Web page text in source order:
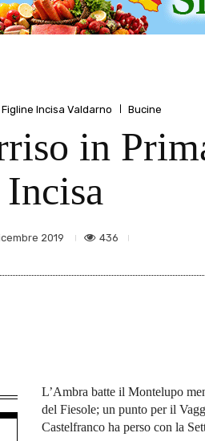
Figline Incisa Valdarno Bucine
in
2019 436
L’Ambra batte il Montelupo
del Fiesole; un punto per il
Castelfranco ha perso con la